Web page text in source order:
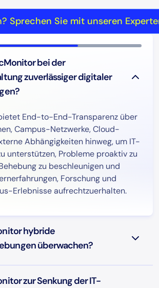
Sprechen Sie mit unseren
bei der
zuverlässiger digitaler
End-to-End-Transparenz über
Campus-Netzwerke, Cloud-
Abhängigkeiten hinweg, um IT-
unterstützen, Probleme proaktiv zu
zu beschleunigen und
Forschung und
Erlebnisse aufrechtzuerhalten.
hybride
überwachen?
zur Senkung der IT-